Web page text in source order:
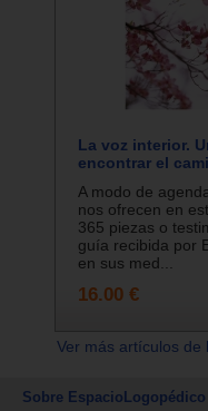
La voz interior.
encontrar el
A modo de
nos ofrecen en
365 piezas o
guía recibida por
en sus med...
16.00 €
Ver más artículos
Sobre EspacioLogopédico